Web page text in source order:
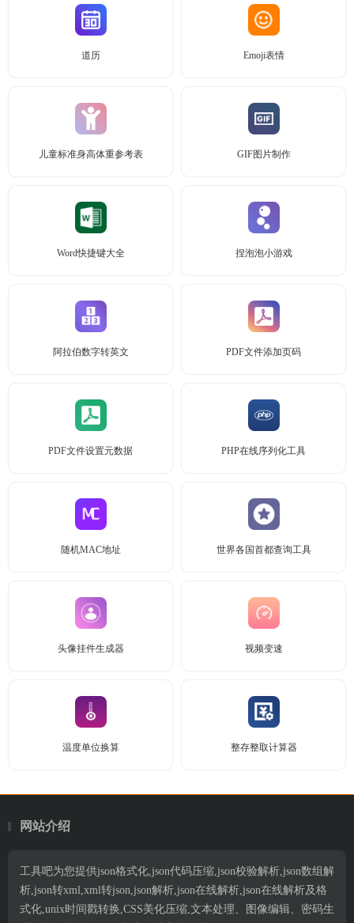
道历 Emoji表情
儿童标准身高体重参考表 GIF图片制作
Word快捷键大全 捏泡泡小游戏
阿拉伯数字转英文 PDF文件添加页码
PDF文件设置元数据 PHP在线序列化工具
随机MAC地址 世界各国首都查询工具
头像挂件生成器 视频变速
温度单位换算 整存整取计算器
网站介绍
工具吧为您提供json格式化,json代码压缩,json校验解析,json数组解
析,json转xml,xml转json,json解析,json在线解析,json在线解析及格
式化,unix时间戳转换,CSS美化压缩,文本处理、图像编辑、密码生